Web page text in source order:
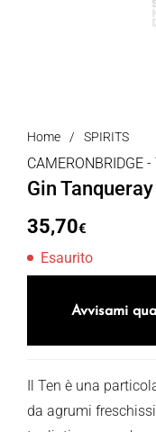
Home / SPIRITS
CAMERONBRIDGE
Gin Tanqueray
35,70€
Esaurito
Avvisami
Il Ten è una
da agrumi